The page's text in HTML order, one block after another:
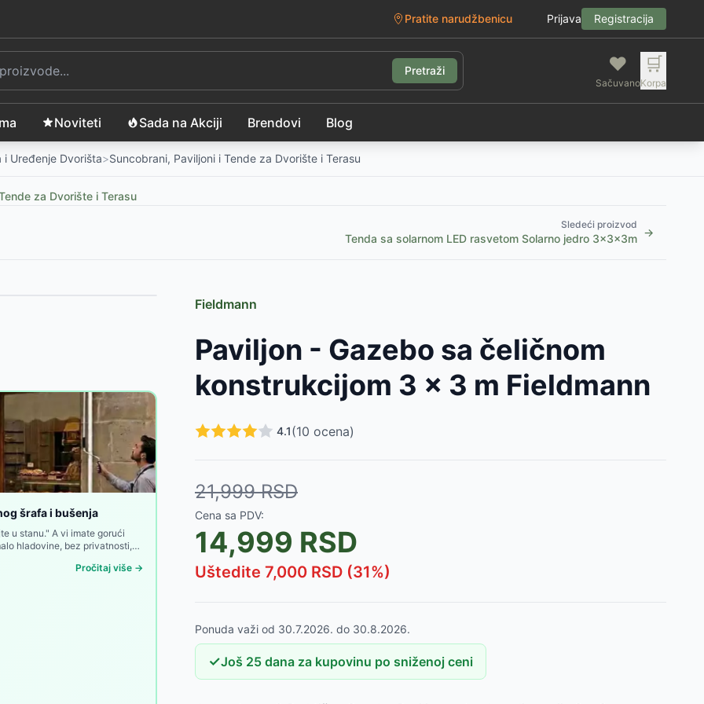
Pratite narudžbenicu Prijava Registracija
Pretraži ❤️
Sačuvano
🛒
Korpa
Noviteti Sada na Akciji Brendovi Blog
i Uređenje Dvorišta>Suncobrani, Paviljoni i Tende za Dvorište i Terasu
za Dvorište i Terasu
Sledeći proizvod
Tenda sa solarnom LED rasvetom Solarno jedro 3x3x3m →
17999RSD
-
RSD
-34999RSD
Vrata i Prozore -3120RSD
za Brzo Sklapanje
Providna Ploča 6mm-
Opal Ploča 6mm-10681RSD
Nosačima-
- 5976RSD
šrafa i bušenja
u stanu." A vi imate gorući
hladovine, bez privatnosti,
Pročitaj više →
Fieldmann
Paviljon - Gazebo sa čeličnom
konstrukcijom 3 x 3 m Fieldmann
4.1(10 ocena)
21,999RSD
Cena sa PDV:
14,999 RSD
Uštedite 7,000 RSD (31%)
Ponuda važi od 30.7.2026. do 30.8.2026.
✓Još 25 dana za kupovinu po sniženoj ceni